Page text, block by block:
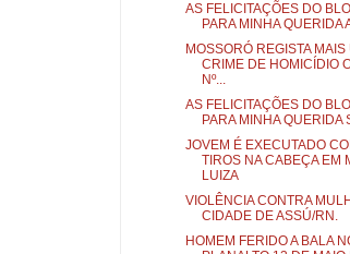
AS FELICITAÇÕES DO
PARA MINHA QUERIDA
MOSSORÓ REGISTA MAIS
CRIME DE HOMICÍDIO
Nº...
AS FELICITAÇÕES DO
PARA MINHA QUERIDA
JOVEM É EXECUTADO
TIROS NA CABEÇA EM
LUIZA
VIOLÊNCIA CONTRA
CIDADE DE ASSÚ/RN.
HOMEM FERIDO A BALA